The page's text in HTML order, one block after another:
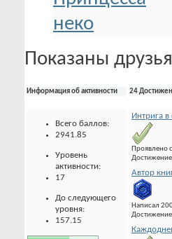
Показаны
Информация об активности
Всего баллов:
2941.85
Уровень
активности:
17
До следующего
уровня:
157.15
24
Интрига в
Проявлено
Автор
Написал